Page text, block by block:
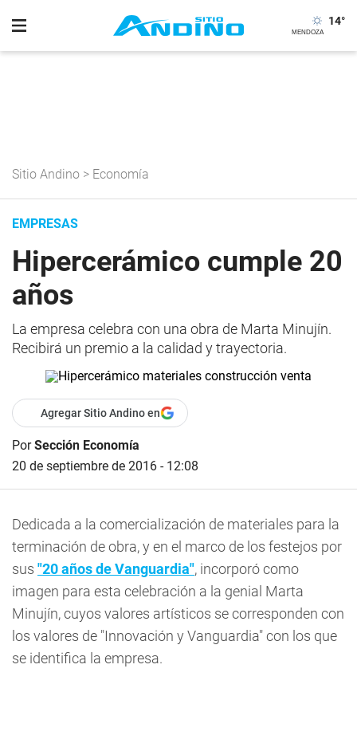
14°
Sitio Andino > Economía
EMPRESAS
Hipercerámico cumple 20
años
La empresa celebra con una obra de Marta Minujín.
Recibirá un premio a la calidad y trayectoria.
Agregar Sitio Andino en
PorSección Economía
20 de septiembre de 2016 - 12:08
Dedicada a la comercialización de materiales para la
terminación de obra, y en el marco de los festejos por
sus "20 años de Vanguardia", incorporó como
imagen para esta celebración a la genial Marta
Minujín, cuyos valores artísticos se corresponden con
los valores de "Innovación y Vanguardia" con los que
se identifica la empresa.